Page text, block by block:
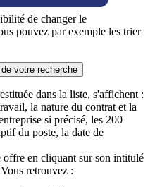
de changer le
pouvez par exemple les trier
votre recherche
dans la liste, s'affichent :
la nature du contrat et la
si précisé, les 200
du poste, la date de
offre en cliquant sur son intitulé
retrouvez :